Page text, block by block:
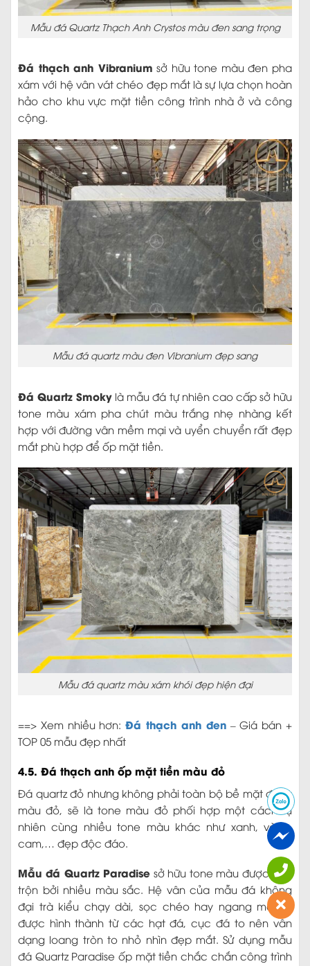
Mẫu đá Quartz Thạch Anh Crystos màu đen sang trọng
Đá thạch anh Vibranium sở hữu tone màu đen pha
xám với hệ vân vát chéo đẹp mắt là sự lựa chọn hoàn
hảo cho khu vực mặt tiền công trình nhà ở và công
cộng.
Mẫu đá quartz màu đen Vibranium đẹp sang
Đá Quartz Smoky là mẫu đá tự nhiên cao cấp sở hữu
tone màu xám pha chút màu trắng nhẹ nhàng kết
hợp với đường vân mềm mại và uyển chuyển rất đẹp
mắt phù hợp để ốp mặt tiền.
Mẫu đá quartz màu xám khói đẹp hiện đại
==> Xem nhiều hơn:Đá thạch anh đen– Giá bán +
TOP 05 mẫu đẹp nhất
4.5. Đá thạch anh ốp mặt tiền màu đỏ
Đá quartz đỏ nhưng không phải toàn bộ bề mặt đá là
màu đỏ, sẽ là tone màu đỏ phối hợp một cách tự
nhiên cùng nhiều tone màu khác như xanh, vàng,
cam,… đẹp độc đáo.
Mẫu đá Quartz Paradise sở hữu tone màu được pha
trộn bởi nhiều màu sắc. Hệ vân của mẫu đá không
đại trà kiểu chạy dài, sọc chéo hay ngang mà nó
được hình thành từ các hạt đá, cục đá to nên vân
dạng loang tròn to nhỏ nhìn đẹp mắt. Sử dụng mẫu
đá Quartz Paradise ốp mặt tiền chắc chắn công trình